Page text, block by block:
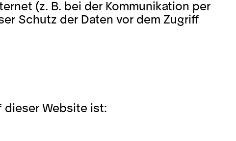
(z. B. bei der Kommunikation per
Schutz der Daten vor dem Zugriff
dieser Website ist: